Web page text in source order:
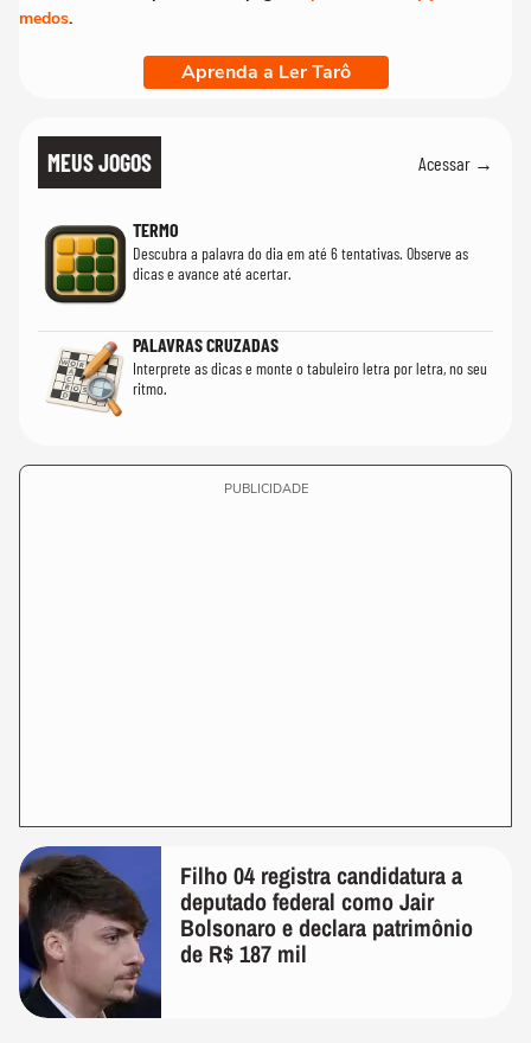
medos.
Aprenda a Ler Tarô
MEUS JOGOS Acessar →
TERMO
Descubra a palavra do dia em até 6 tentativas. Observe as
dicas e avance até acertar.
PALAVRAS CRUZADAS
Interprete as dicas e monte o tabuleiro letra por letra, no seu
ritmo.
PUBLICIDADE
Filho 04 registra candidatura a
deputado federal como Jair
Bolsonaro e declara patrimônio
de R$ 187 mil